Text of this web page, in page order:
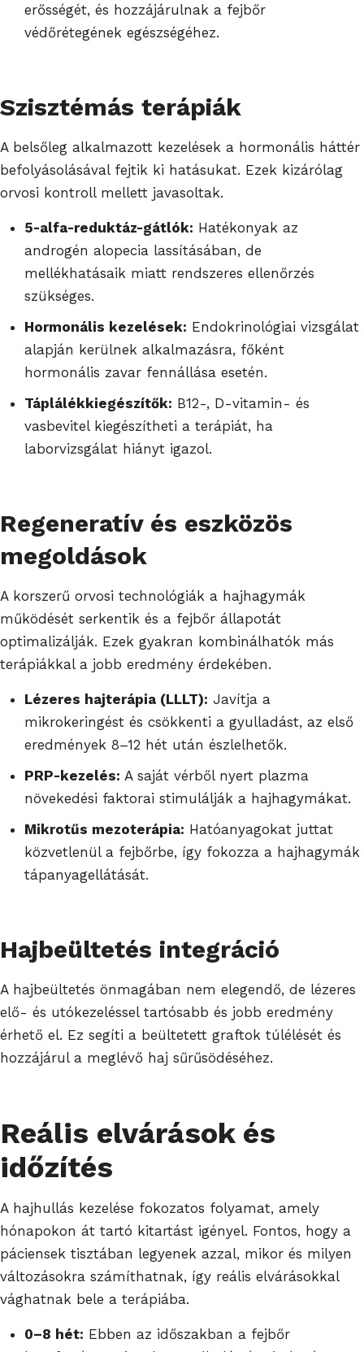
erősségét, és hozzájárulnak a fejbőr
védőrétegének egészségéhez.
Szisztémás terápiák
A belsőleg alkalmazott kezelések a hormonális háttér
befolyásolásával fejtik ki hatásukat. Ezek kizárólag
orvosi kontroll mellett javasoltak.
5-alfa-reduktáz-gátlók: Hatékonyak az
androgén alopecia lassításában, de
mellékhatásaik miatt rendszeres ellenőrzés
szükséges.
Hormonális kezelések: Endokrinológiai vizsgálat
alapján kerülnek alkalmazásra, főként
hormonális zavar fennállása esetén.
Táplálékkiegészítők: B12-, D-vitamin- és
vasbevitel kiegészítheti a terápiát, ha
laborvizsgálat hiányt igazol.
Regeneratív és eszközös
megoldások
A korszerű orvosi technológiák a hajhagymák
működését serkentik és a fejbőr állapotát
optimalizálják. Ezek gyakran kombinálhatók más
terápiákkal a jobb eredmény érdekében.
Lézeres hajterápia (LLLT): Javítja a
mikrokeringést és csökkenti a gyulladást, az első
eredmények 8–12 hét után észlelhetők.
PRP-kezelés: A saját vérből nyert plazma
növekedési faktorai stimulálják a hajhagymákat.
Mikrotűs mezoterápia: Hatóanyagokat juttat
közvetlenül a fejbőrbe, így fokozza a hajhagymák
tápanyagellátását.
Hajbeültetés integráció
A hajbeültetés önmagában nem elegendő, de lézeres
elő- és utókezeléssel tartósabb és jobb eredmény
érhető el. Ez segíti a beültetett graftok túlélését és
hozzájárul a meglévő haj sűrűsödéséhez.
Reális elvárások és
időzítés
A hajhullás kezelése fokozatos folyamat, amely
hónapokon át tartó kitartást igényel. Fontos, hogy a
páciensek tisztában legyenek azzal, mikor és milyen
változásokra számíthatnak, így reális elvárásokkal
vághatnak bele a terápiába.
0–8 hét: Ebben az időszakban a fejbőr